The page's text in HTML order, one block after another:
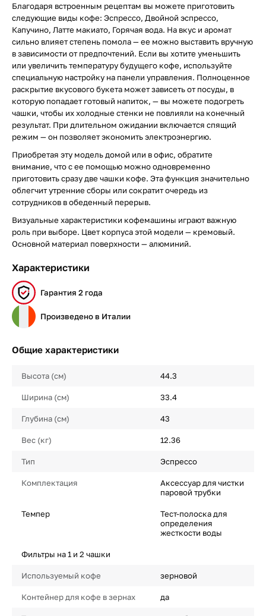
Благодаря встроенным рецептам вы можете приготовить
следующие виды кофе: Эспрессо, Двойной эспрессо,
Капучино, Латте макиато, Горячая вода. На вкус и аромат
сильно влияет степень помола — ее можно выставить вручную
в зависимости от предпочтений. Если вы хотите уменьшить
или увеличить температуру будущего кофе, используйте
специальную настройку на панели управления. Полноценное
раскрытие вкусового букета может зависеть от посуды, в
которую попадает готовый напиток, — вы можете подогреть
чашки, чтобы их холодные стенки не повлияли на конечный
результат. При длительном ожидании включается спящий
режим — он позволяет экономить электроэнергию.
Приобретая эту модель домой или в офис, обратите
внимание, что с ее помощью можно одновременно
приготовить сразу две чашки кофе. Эта функция значительно
облегчит утренние сборы или сократит очередь из
сотрудников в обеденный перерыв.
Визуальные характеристики кофемашины играют важную
роль при выборе. Цвет корпуса этой модели — кремовый.
Основной материал поверхности — алюминий.
Характеристики
Гарантия 2 года
Произведено в Италии
Общие характеристики
Высота (см) 44.3
Ширина (см) 33.4
Глубина (см) 43
Вес (кг) 12.36
Тип Эспрессо
Комплектация
Аксессуар для чистки
паровой трубки
Темпер
Тест-полоска для
определения
жесткости воды
Фильтры на 1 и 2 чашки
Используемый кофе зерновой
Контейнер для кофе в зернах да